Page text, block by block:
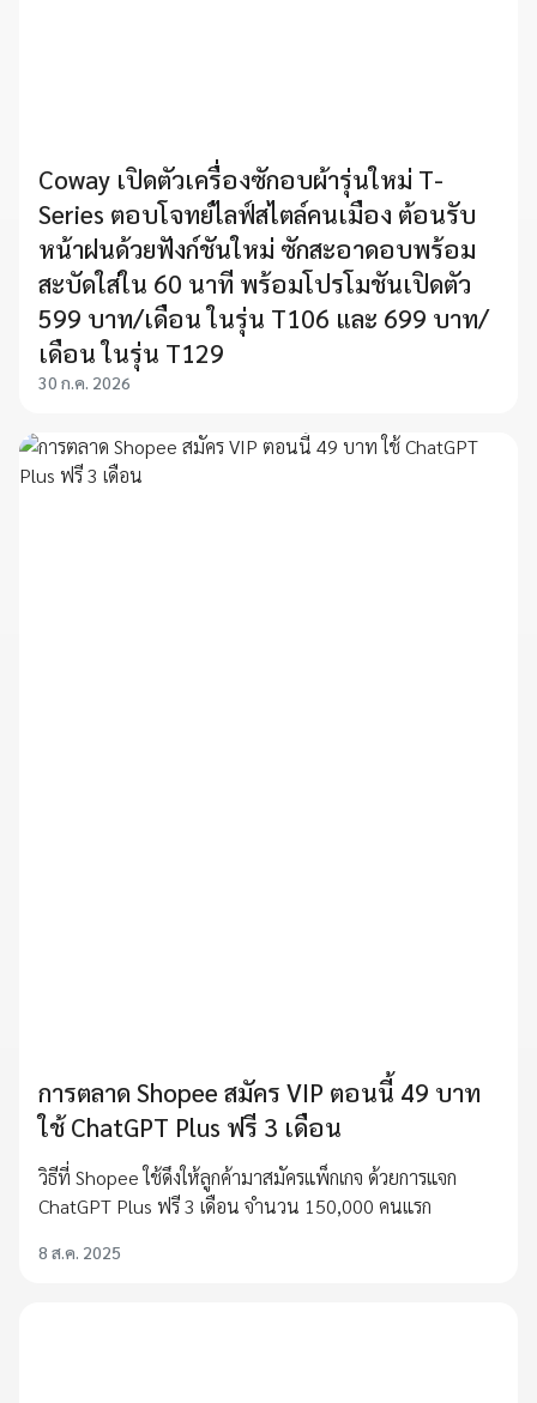
Coway เปิดตัวเครื่องซักอบผ้ารุ่นใหม่ T-
Series ตอบโจทย์ไลฟ์สไตล์คนเมือง ต้อนรับ
หน้าฝนด้วยฟังก์ชันใหม่ ซักสะอาดอบพร้อม
สะบัดใส่ใน 60 นาที พร้อมโปรโมชันเปิดตัว
599 บาท/เดือน ในรุ่น T106 และ 699 บาท/
เดือน ในรุ่น T129
30 ก.ค. 2026
การตลาด Shopee สมัคร VIP ตอนนี้ 49 บาท
ใช้ ChatGPT Plus ฟรี 3 เดือน
วิธีที่ Shopee ใช้ดึงให้ลูกค้ามาสมัครแพ็กเกจ ด้วยการแจก
ChatGPT Plus ฟรี 3 เดือน จำนวน 150,000 คนแรก
8 ส.ค. 2025